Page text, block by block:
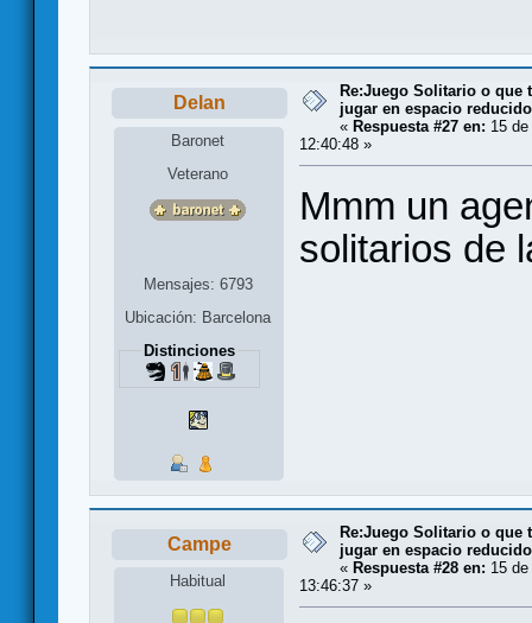
Delan
Baronet
Veterano
Mensajes: 6793
Ubicación: Barcelona
Distinciones
Re:Juego Solitario o que
jugar en espacio
« Respuesta #27 en: 15
12:40:48 »
Mmm un
solitarios de
Campe
Habitual
Re:Juego Solitario o que
jugar en espacio
« Respuesta #28 en: 15
13:46:37 »